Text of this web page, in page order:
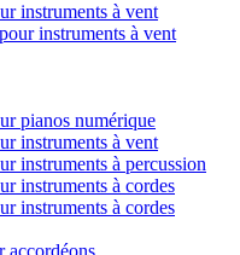
instruments à vent
instruments à vent
pianos numérique
instruments à vent
instruments à percussion
instruments à cordes
instruments à cordes
accordéons